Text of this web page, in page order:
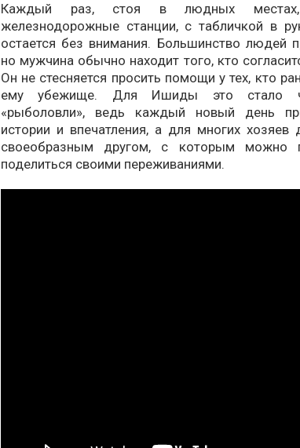
Каждый раз, стоя в людных
железнодорожные станции, с табличкой в
остается без внимания. Большинство людей
но мужчина обычно находит того, кто
Он не стесняется просить помощи у тех, кто
ему убежище. Для Ишиды это стало
«рыболовли», ведь каждый новый день
истории и впечатления, а для многих хозяев
своеобразным другом, с которым можно
поделиться своими переживаниями.